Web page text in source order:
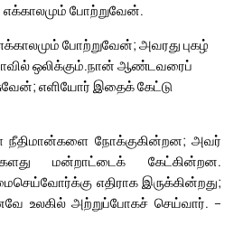
போற்றுவேன்.
போற்றுவேன்; அவரது புகழ்
ஒலிக்கும்.நான் ஆண்டவரைப்
எளியோர் இதைக் கேட்டு
நோக்குகின்றன; அவர்
மன்றாட்டைக் கேட்கின்றன.
எதிராக இருக்கின்றது;
உலகில் அற்றுப்போகச் செய்வார். –